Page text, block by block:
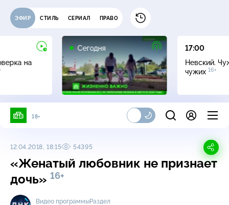
ЭФИР СТИЛЬ СЕРИАЛ ПРАВО
на
Сегодня
17:00
Невский.
чужих 16+
18+
12.04.2018, 18:15 54395
«Женатый любовник не признает
дочь» 16+
Видео программыРаздел